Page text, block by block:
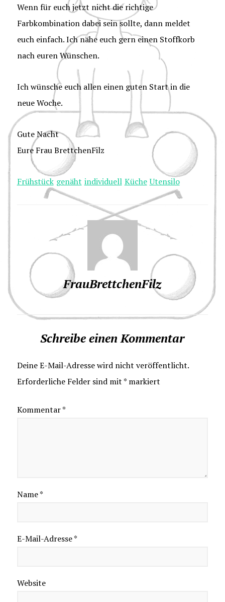
Wenn für euch jetzt nicht die richtige
Farbkombination dabei sein sollte, dann meldet
euch einfach. Ich nähe euch gern einen Stoffkorb
nach euren Wünschen.
Ich wünsche euch allen einen guten Start in die
neue Woche.
Gute Nacht
Eure Frau BrettchenFilz
Frühstück genäht individuell Küche Utensilo
FrauBrettchenFilz
Schreibe einen Kommentar
Deine E-Mail-Adresse wird nicht veröffentlicht.
Erforderliche Felder sind mit*markiert
Kommentar*
Name*
E-Mail-Adresse*
Website